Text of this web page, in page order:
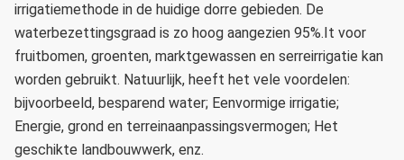
irrigatiemethode in de huidige dorre gebieden. De
waterbezettingsgraad is zo hoog aangezien 95%.It voor
fruitbomen, groenten, marktgewassen en serreirrigatie kan
worden gebruikt. Natuurlijk, heeft het vele voordelen:
bijvoorbeeld, besparend water; Eenvormige irrigatie;
Energie, grond en terreinaanpassingsvermogen; Het
geschikte landbouwwerk, enz.